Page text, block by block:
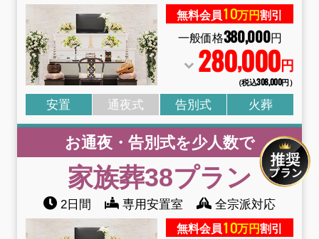
無料会員10万円割引
一般価格380,000円
280,000円
（税込308,000円）
安置 通夜式 告別式 火葬
お通夜・告別式を少人数で
家族葬38プラン
2日間 専用安置室 全宗派対応
無料会員10万円割引